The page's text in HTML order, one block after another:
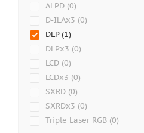
Mitsubishi Electric (
NexTouch (
Panasonic (
2
Roly ( 0
Sonnoc ( 0
ViewScreen (
Viewsonic (
Xgimi (
4096x2160 (
7680х4320 (
800x480 (
800x600 (
8192x4320 (
854x480 (
ALPD (0)
D-ILAx3 (0)
DLP (1)
DLPx3 (0)
LCD (0)
LCDx3 (0)
SXRD (0)
SXRDx3 (0)
Triple Laser RGB (0)